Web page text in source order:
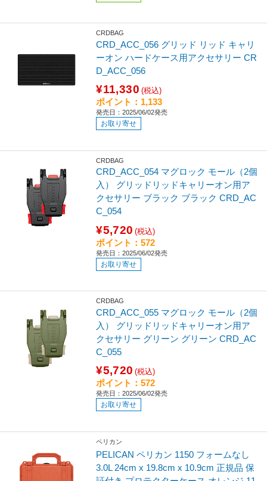
CRDBAG
CRD_ACC_056 グリッド リッド キャリ
ーオン ハードケース用アクセサリー CR
D_ACC_056
¥11,330 (税込)
ポイント：1,133
発売日：2025/06/02発売
お取り寄せ
CRDBAG
CRD_ACC_054 マグロック モール（2個
入） グリッドリッドキャリーオン用ア
クセサリー ブラック ブラック CRD_AC
C_054
¥5,720 (税込)
ポイント：572
発売日：2025/06/02発売
お取り寄せ
CRDBAG
CRD_ACC_055 マグロック モール（2個
入） グリッドリッドキャリーオン用ア
クセサリー グリーン グリーン CRD_AC
C_055
¥5,720 (税込)
ポイント：572
発売日：2025/06/02発売
お取り寄せ
ペリカン
PELICAN ペリカン 1150 フォームなし
3.0L 24cm x 19.8cm x 10.9cm 正規品 保